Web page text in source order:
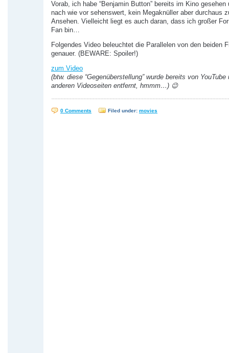
Vorab, ich habe “Benjamin Button” bereits im Kino gesehen
nach wie vor sehenswert, kein Megaknüller aber durchaus
Ansehen. Vielleicht liegt es auch daran, dass ich großer
Fan bin…
Folgendes Video beleuchtet die Parallelen von den beiden
genauer. (BEWARE: Spoiler!)
zum Video
(btw. diese “Gegenüberstellung” wurde bereits von YouTube
anderen Videoseiten entfernt, hmmm…) 😉
0 Comments Filed under: movies